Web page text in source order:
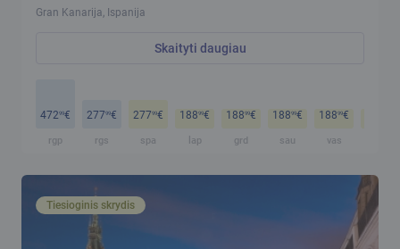
Gran Kanarija, Ispanija
Skaityti daugiau
47299€
rgp
27799€
rgs
27799€
spa
18899€
lap
18899€
grd
18899€
sau
18899€
vas
Tiesioginis skrydis